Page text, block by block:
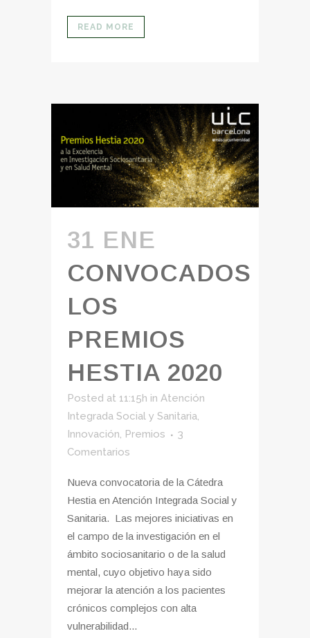
READ MORE
31 ENE
CONVOCADOS
LOS
PREMIOS
HESTIA 2020
Posted at 11:15h in Atención
Integrada Social y Sanitaria,
Innovación, Premios
3
Comentarios
Nueva convocatoria de la Cátedra
Hestia en Atención Integrada Social y
Sanitaria. Las mejores iniciativas en
el campo de la investigación en el
ámbito sociosanitario o de la salud
mental, cuyo objetivo haya sido
mejorar la atención a los pacientes
crónicos complejos con alta
vulnerabilidad...